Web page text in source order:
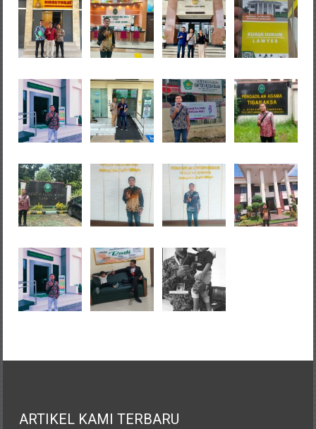
ARTIKEL KAMI TERBARU